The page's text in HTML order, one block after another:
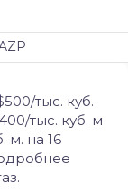
тыс. куб.
тыс. куб. м
м. на 16